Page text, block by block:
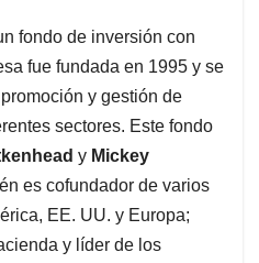
fondo de inversión con
fue fundada en 1995 y se
y gestión de
sectores. Este fondo
y Mickey
es cofundador de varios
EE. UU. y Europa;
y líder de los